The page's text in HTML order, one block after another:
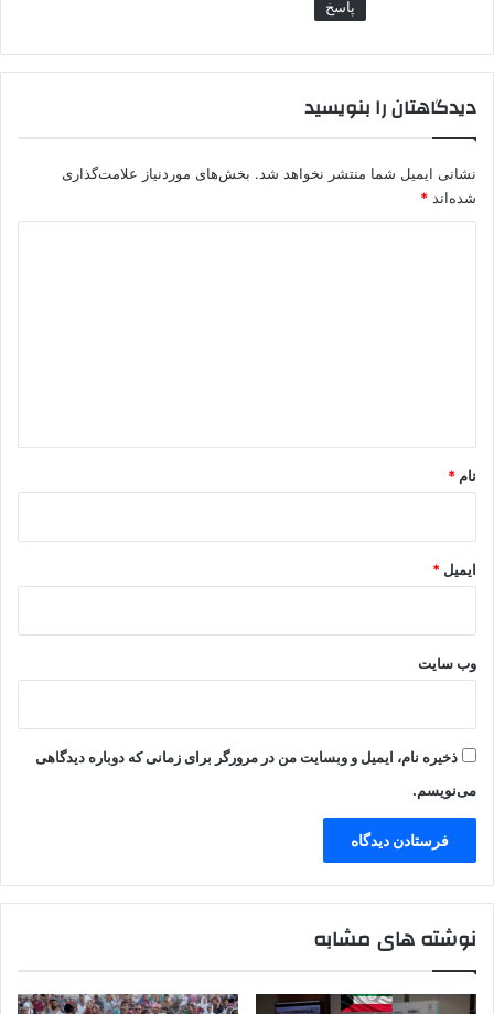
پاسخ
دیدگاهتان را بنویسید
نشانی ایمیل شما منتشر نخواهد شد. بخش‌های موردنیاز علامت‌گذاری
شده‌اند *
نام *
ایمیل *
وب‌ سایت
ذخیره نام، ایمیل و وبسایت من در مرورگر برای زمانی که دوباره دیدگاهی
می‌نویسم.
نوشته های مشابه